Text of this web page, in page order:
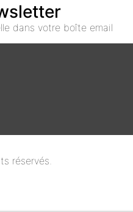
dans votre boîte email
réservés.